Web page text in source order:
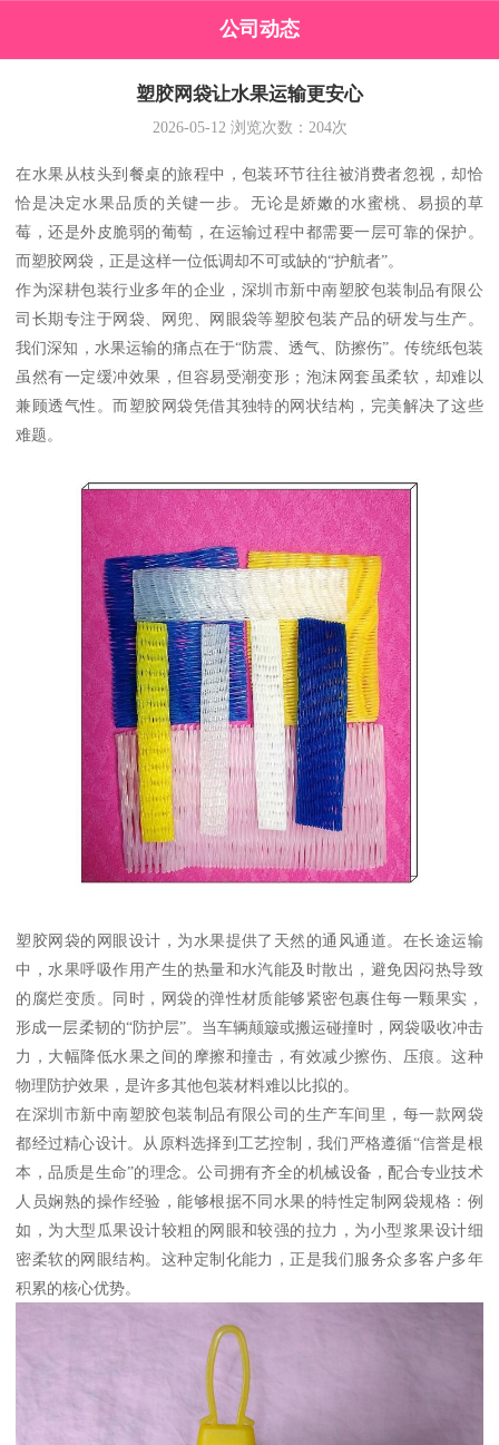
公司动态
塑胶网袋让水果运输更安心
2026-05-12 浏览次数： 204次
在水果从枝头到餐桌的旅程中，包装环节往往被消费者忽视，却恰
恰是决定水果品质的关键一步。无论是娇嫩的水蜜桃、易损的草
莓，还是外皮脆弱的葡萄，在运输过程中都需要一层可靠的保护。
而塑胶网袋，正是这样一位低调却不可或缺的“护航者”。
作为深耕包装行业多年的企业，深圳市新中南塑胶包装制品有限公
司长期专注于网袋、网兜、网眼袋等塑胶包装产品的研发与生产。
我们深知，水果运输的痛点在于“防震、透气、防擦伤”。传统纸包装
虽然有一定缓冲效果，但容易受潮变形；泡沫网套虽柔软，却难以
兼顾透气性。而塑胶网袋凭借其独特的网状结构，完美解决了这些
难题。
塑胶网袋的网眼设计，为水果提供了天然的通风通道。在长途运输
中，水果呼吸作用产生的热量和水汽能及时散出，避免因闷热导致
的腐烂变质。同时，网袋的弹性材质能够紧密包裹住每一颗果实，
形成一层柔韧的“防护层”。当车辆颠簸或搬运碰撞时，网袋吸收冲击
力，大幅降低水果之间的摩擦和撞击，有效减少擦伤、压痕。这种
物理防护效果，是许多其他包装材料难以比拟的。
在深圳市新中南塑胶包装制品有限公司的生产车间里，每一款网袋
都经过精心设计。从原料选择到工艺控制，我们严格遵循“信誉是根
本，品质是生命”的理念。公司拥有齐全的机械设备，配合专业技术
人员娴熟的操作经验，能够根据不同水果的特性定制网袋规格：例
如，为大型瓜果设计较粗的网眼和较强的拉力，为小型浆果设计细
密柔软的网眼结构。这种定制化能力，正是我们服务众多客户多年
积累的核心优势。